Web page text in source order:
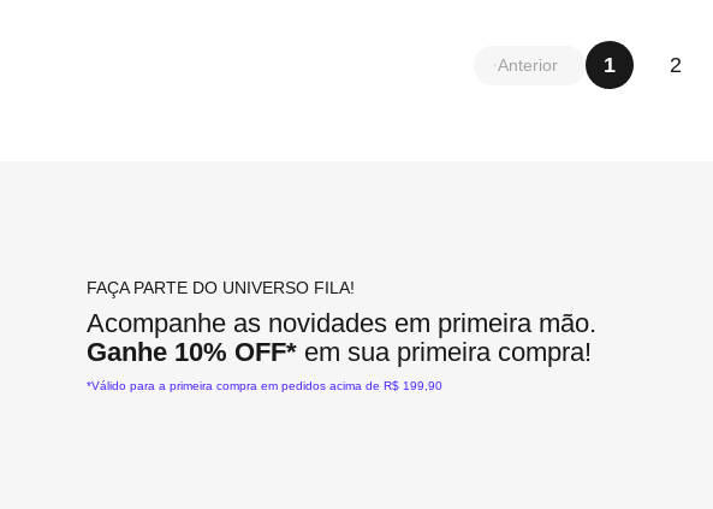
Anterior 1 2
FAÇA PARTE DO UNIVERSO FILA!
Acompanhe as novidades em primeira mão.
Ganhe 10% OFF* em sua primeira compra!
*Válido para a primeira compra em pedidos acima de R$ 199,90